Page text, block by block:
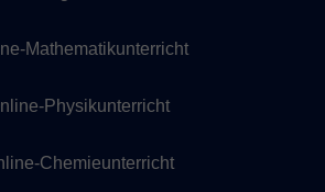
Mathematikunterricht
Physikunterricht
Chemieunterricht